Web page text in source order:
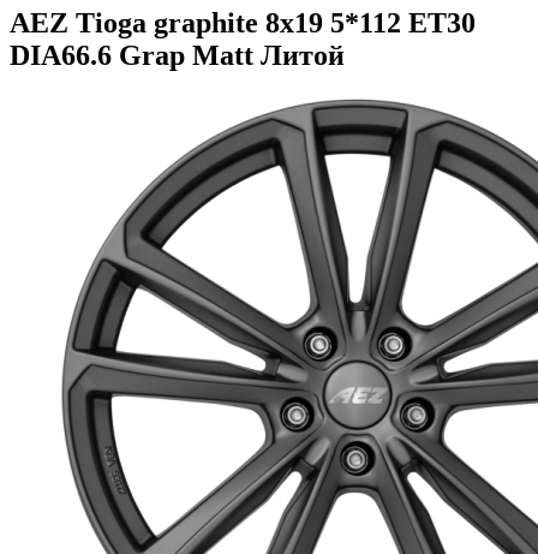
AEZ Tioga graphite 8x19 5*112 ET30
DIA66.6 Grap Matt Литой